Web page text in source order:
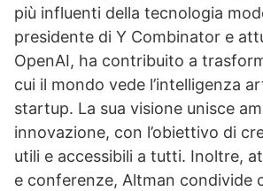
più influenti della tecnologia
presidente di Y Combinator e
OpenAI, ha contribuito a
cui il mondo vede l’intelligenza
startup. La sua visione unisce
innovazione, con l’obiettivo di
utili e accessibili a tutti. Inoltre,
e conferenze, Altman condivide